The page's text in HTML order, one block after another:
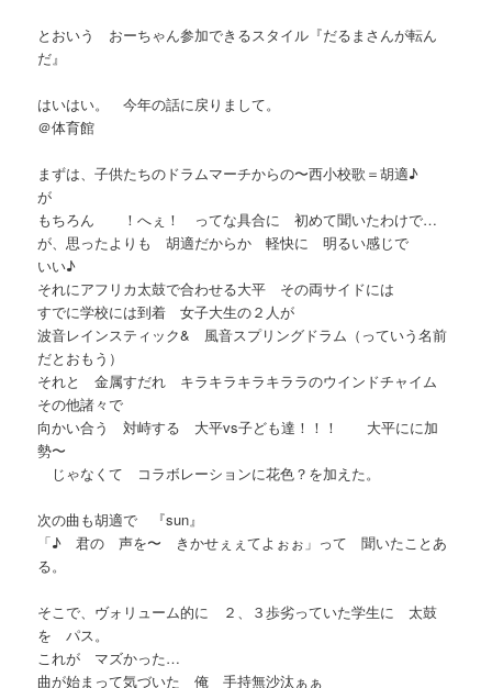
とおいう おーちゃん参加できるスタイル『だるまさんが転ん
だ』
はいはい。 今年の話に戻りまして。
＠体育館
まずは、子供たちのドラムマーチからの〜西小校歌＝胡適♪
が
もちろん ！へぇ！ ってな具合に 初めて聞いたわけで…
が、思ったよりも 胡適だからか 軽快に 明るい感じで
いい♪
それにアフリカ太鼓で合わせる大平 その両サイドには
すでに学校には到着 女子大生の２人が
波音レインスティック& 風音スプリングドラム（っていう名前
だとおもう）
それと 金属すだれ キラキラキラキララのウインドチャイム
その他諸々で
向かい合う 対峙する 大平vs子ども達！！！ 大平にに加
勢〜
じゃなくて コラボレーションに花色？を加えた。
次の曲も胡適で 『sun』
「♪ 君の 声を〜 きかせぇぇてよぉぉ」って 聞いたことあ
る。
そこで、ヴォリューム的に ２、３歩劣っていた学生に 太鼓
を パス。
これが マズかった…
曲が始まって気づいた 俺 手持無沙汰ぁぁ